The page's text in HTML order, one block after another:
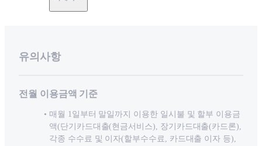
유의사항
전월 이용금액 기준
매월 1일부터 말일까지 이용한 일시불 및 할부 이용금
액(단기카드대출(현금서비스), 장기카드대출(카드론),
각종 수수료 및 이자(할부수수료, 카드대출 이자 등),